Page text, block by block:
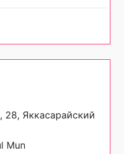
28, Яккасарайский
Mun